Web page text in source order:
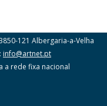
121 Albergaria-a-Velha
info@artnet.pt
a rede fixa nacional